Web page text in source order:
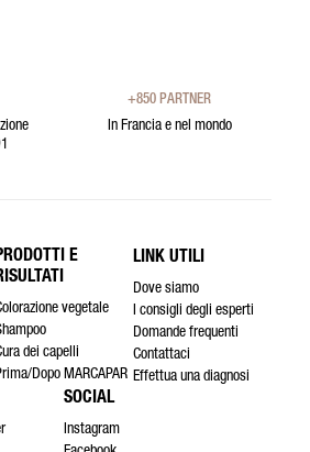
+850 PARTNER
In Francia e nel mondo
E
vegetale
dei capelli
Dopo MARCAPAR
LINK UTILI
Dove siamo
I consigli degli esperti
Domande frequenti
Contattaci
Effettua una diagnosi
SOCIAL
Instagram